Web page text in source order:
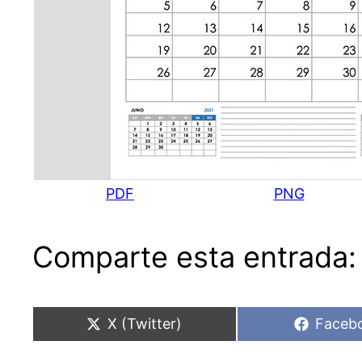
PDF PNG
Comparte esta entrada:
Compartir
en
X (Twitter)
en